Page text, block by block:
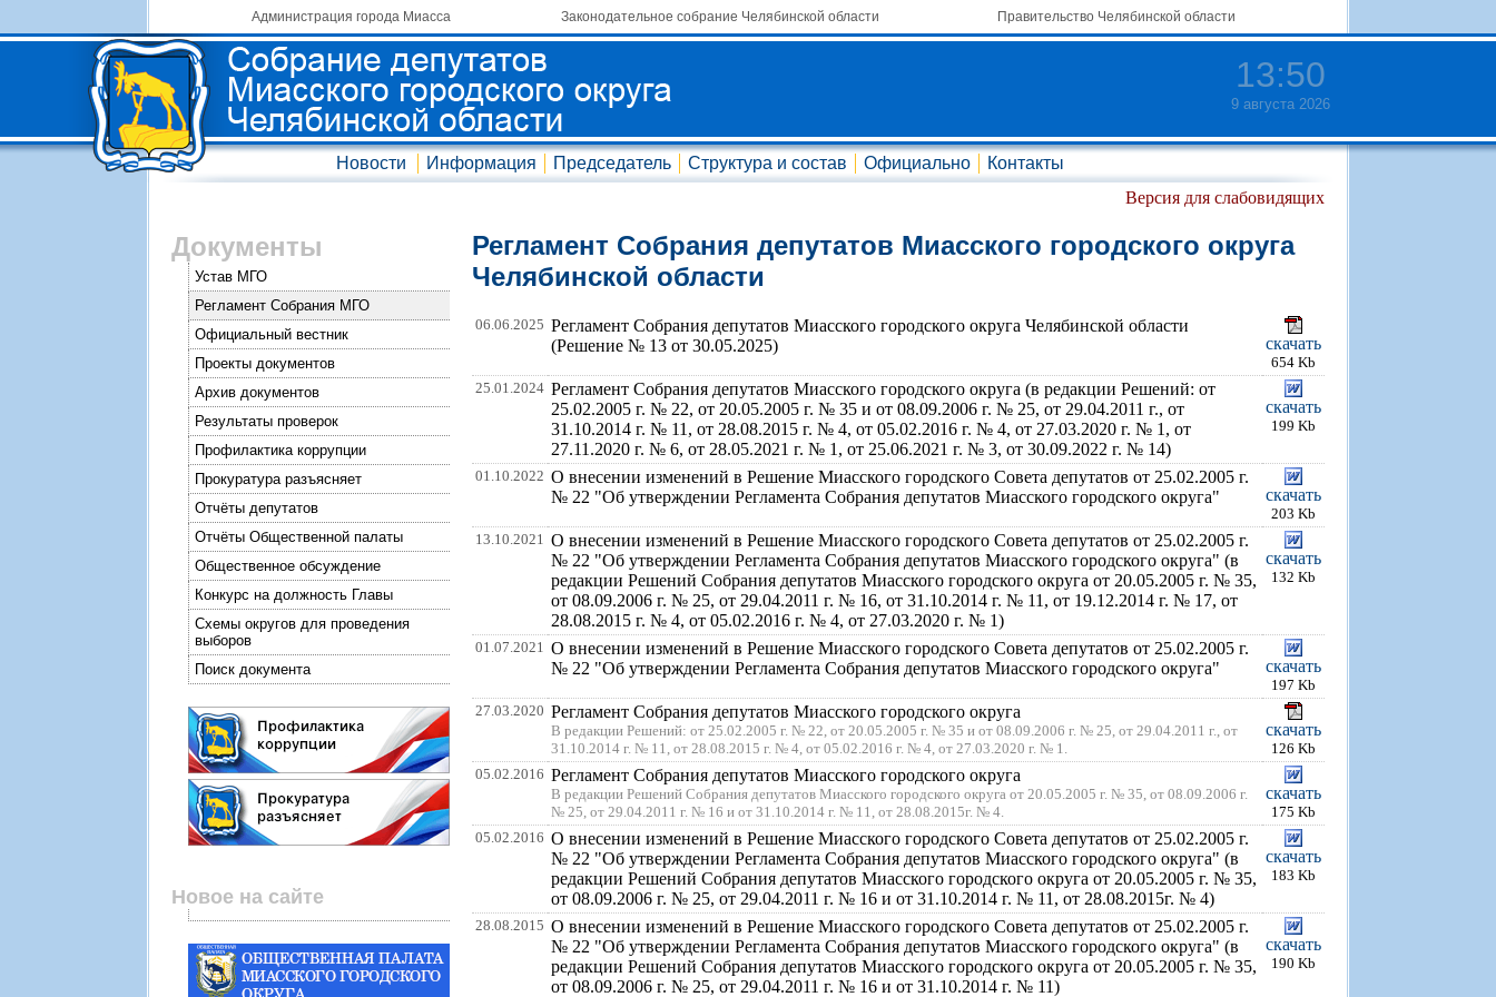
Администрация города Миасса Законодательное собрание Челябинской области Правительство Челябинской области
13:50
9 августа 2026
Новости Информация Председатель Структура и состав Официально
Контакты
Версия для слабовидящих
Документы
Устав МГО
Регламент Собрания МГО
Официальный вестник
Проекты документов
Архив документов
Результаты проверок
Профилактика коррупции
Прокуратура разъясняет
Отчёты депутатов
Отчёты Общественной палаты
Общественное обсуждение
Конкурс на должность Главы
Схемы округов для проведения
выборов
Поиск документа
Новое на сайте
Регламент Собрания депутатов Миасского городского округа
Челябинской области
06.06.2025 Регламент Собрания депутатов Миасского городского округа Челябинской области
(Решение № 13 от 30.05.2025)
скачать
654 Kb
25.01.2024 Регламент Собрания депутатов Миасского городского округа (в редакции Решений: от
25.02.2005 г. № 22, от 20.05.2005 г. № 35 и от 08.09.2006 г. № 25, от 29.04.2011 г., от
31.10.2014 г. № 11, от 28.08.2015 г. № 4, от 05.02.2016 г. № 4, от 27.03.2020 г. № 1, от
27.11.2020 г. № 6, от 28.05.2021 г. № 1, от 25.06.2021 г. № 3, от 30.09.2022 г. № 14)
скачать
199 Kb
01.10.2022 О внесении изменений в Решение Миасского городского Совета депутатов от 25.02.2005 г.
№ 22 "Об утверждении Регламента Собрания депутатов Миасского городского округа"
скачать
203 Kb
13.10.2021 О внесении изменений в Решение Миасского городского Совета депутатов от 25.02.2005 г.
№ 22 "Об утверждении Регламента Собрания депутатов Миасского городского округа" (в
редакции Решений Собрания депутатов Миасского городского округа от 20.05.2005 г. № 35,
от 08.09.2006 г. № 25, от 29.04.2011 г. № 16, от 31.10.2014 г. № 11, от 19.12.2014 г. № 17, от
28.08.2015 г. № 4, от 05.02.2016 г. № 4, от 27.03.2020 г. № 1)
скачать
132 Kb
01.07.2021 О внесении изменений в Решение Миасского городского Совета депутатов от 25.02.2005 г.
№ 22 "Об утверждении Регламента Собрания депутатов Миасского городского округа"
скачать
197 Kb
27.03.2020 Регламент Собрания депутатов Миасского городского округа
В редакции Решений: от 25.02.2005 г. № 22, от 20.05.2005 г. № 35 и от 08.09.2006 г. № 25, от 29.04.2011 г., от
31.10.2014 г. № 11, от 28.08.2015 г. № 4, от 05.02.2016 г. № 4, от 27.03.2020 г. № 1.
скачать
126 Kb
05.02.2016 Регламент Собрания депутатов Миасского городского округа
В редакции Решений Собрания депутатов Миасского городского округа от 20.05.2005 г. № 35, от 08.09.2006 г.
№ 25, от 29.04.2011 г. № 16 и от 31.10.2014 г. № 11, от 28.08.2015г. № 4.
скачать
175 Kb
05.02.2016 О внесении изменений в Решение Миасского городского Совета депутатов от 25.02.2005 г.
№ 22 "Об утверждении Регламента Собрания депутатов Миасского городского округа" (в
редакции Решений Собрания депутатов Миасского городского округа от 20.05.2005 г. № 35,
от 08.09.2006 г. № 25, от 29.04.2011 г. № 16 и от 31.10.2014 г. № 11, от 28.08.2015г. № 4)
скачать
183 Kb
28.08.2015 О внесении изменений в Решение Миасского городского Совета депутатов от 25.02.2005 г.
№ 22 "Об утверждении Регламента Собрания депутатов Миасского городского округа" (в
редакции Решений Собрания депутатов Миасского городского округа от 20.05.2005 г. № 35,
от 08.09.2006 г. № 25, от 29.04.2011 г. № 16 и от 31.10.2014 г. № 11)
скачать
190 Kb